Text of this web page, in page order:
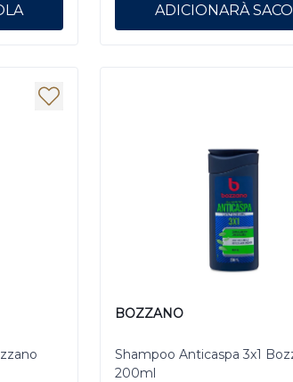
ADICIONAR
BOZZANO
Shampoo Anticaspa 3x1
200ml